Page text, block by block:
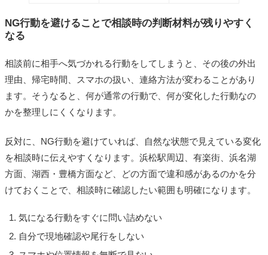
NG行動を避けることで相談時の判断材料が残りやすく
なる
相談前に相手へ気づかれる行動をしてしまうと、その後の外出
理由、帰宅時間、スマホの扱い、連絡方法が変わることがあり
ます。そうなると、何が通常の行動で、何が変化した行動なの
かを整理しにくくなります。
反対に、NG行動を避けていれば、自然な状態で見えている変化
を相談時に伝えやすくなります。浜松駅周辺、有楽街、浜名湖
方面、湖西・豊橋方面など、どの方面で違和感があるのかを分
けておくことで、相談時に確認したい範囲も明確になります。
気になる行動をすぐに問い詰めない
自分で現地確認や尾行をしない